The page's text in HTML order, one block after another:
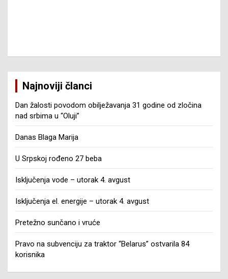
Najnoviji članci
Dan žalosti povodom obilježavanja 31 godine od zločina
nad srbima u “Oluji”
Danas Blaga Marija
U Srpskoj rođeno 27 beba
Isključenja vode – utorak 4. avgust
Isključenja el. energije – utorak 4. avgust
Pretežno sunčano i vruće
Pravo na subvenciju za traktor “Belarus” ostvarila 84
korisnika